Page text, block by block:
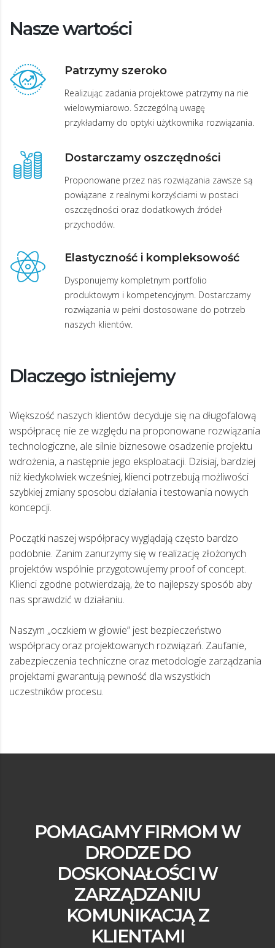
Nasze wartości
Patrzymy szeroko
Realizując zadania projektowe patrzymy na nie
wielowymiarowo. Szczególną uwagę
przykładamy do optyki użytkownika rozwiązania.
Dostarczamy oszczędności
Proponowane przez nas rozwiązania zawsze są
powiązane z realnymi korzyściami w postaci
oszczędności oraz dodatkowych źródeł
przychodów.
Elastyczność i kompleksowość
Dysponujemy kompletnym portfolio
produktowym i kompetencyjnym. Dostarczamy
rozwiązania w pełni dostosowane do potrzeb
naszych klientów.
Dlaczego istniejemy
Większość naszych klientów decyduje się na długofalową
współpracę nie ze względu na proponowane rozwiązania
technologiczne, ale silnie biznesowe osadzenie projektu
wdrożenia, a następnie jego eksploatacji. Dzisiaj, bardziej
niż kiedykolwiek wcześniej, klienci potrzebują możliwości
szybkiej zmiany sposobu działania i testowania nowych
koncepcji.
Początki naszej współpracy wyglądają często bardzo
podobnie. Zanim zanurzymy się w realizację złożonych
projektów wspólnie przygotowujemy proof of concept.
Klienci zgodne potwierdzają, że to najlepszy sposób aby
nas sprawdzić w działaniu.
Naszym „oczkiem w głowie” jest bezpieczeństwo
współpracy oraz projektowanych rozwiązań. Zaufanie,
zabezpieczenia techniczne oraz metodologie zarządzania
projektami gwarantują pewność dla wszystkich
uczestników procesu.
POMAGAMY FIRMOM W
DRODZE DO
DOSKONAŁOŚCI W
ZARZĄDZANIU
KOMUNIKACJĄ Z
KLIENTAMI